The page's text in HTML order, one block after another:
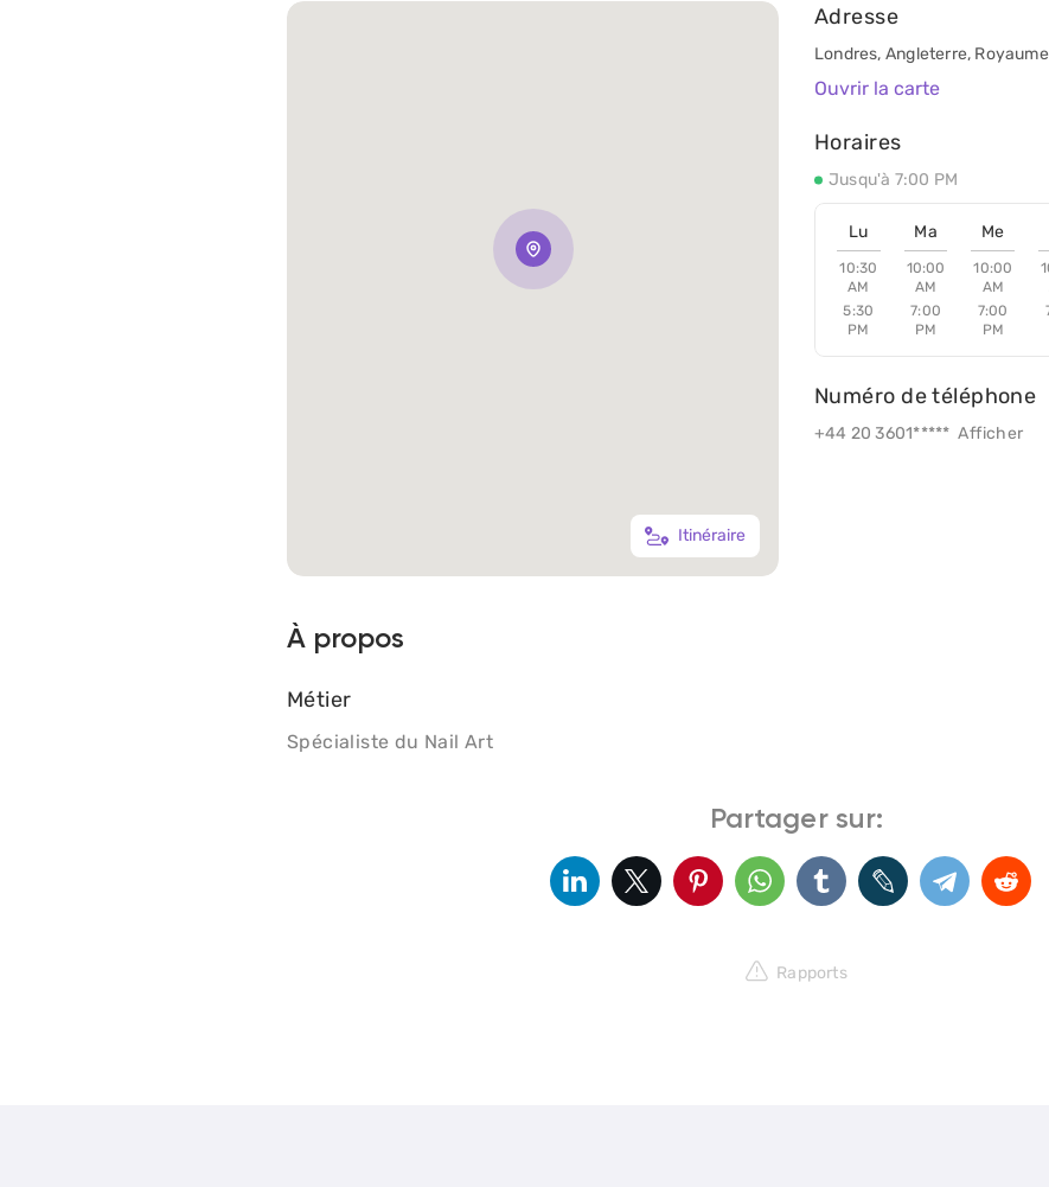
Itinéraire
Adresse
Londres, Angleterre,
Ouvrir la carte
Horaires
Jusqu'à 7:00 PM
Lu
10:30
AM
5:30
PM
Ma
10:00
AM
7:00
PM
Me
10:00
AM
7:00
PM
Numéro de téléphone
+44 20 3601***** Afficher
À propos
Métier
Spécialiste du Nail Art
Partager sur:
Rapports